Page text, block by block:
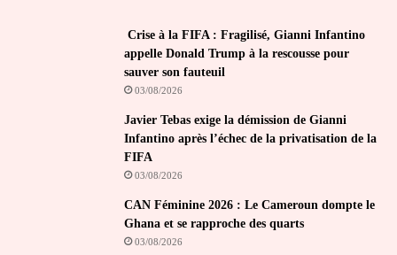
Crise à la FIFA : Fragilisé, Gianni Infantino
appelle Donald Trump à la rescousse pour
sauver son fauteuil
03/08/2026
Javier Tebas exige la démission de Gianni
Infantino après l’échec de la privatisation de la
FIFA
03/08/2026
CAN Féminine 2026 : Le Cameroun dompte le
Ghana et se rapproche des quarts
03/08/2026